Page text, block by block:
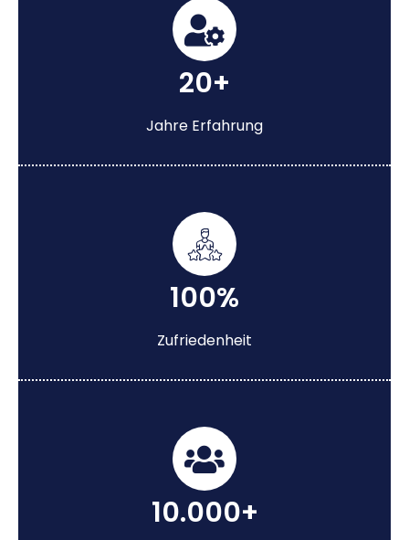
20+
Jahre Erfahrung
100%
Zufriedenheit
10.000+